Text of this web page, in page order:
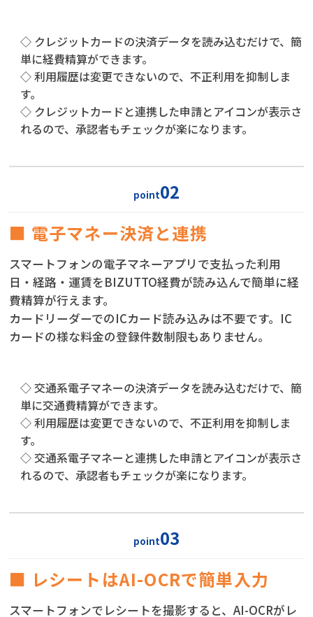
◇ クレジットカードの決済データを読み込むだけで、簡
単に経費精算ができます。
◇ 利用履歴は変更できないので、不正利用を抑制しま
す。
◇ クレジットカードと連携した申請とアイコンが表示さ
れるので、承認者もチェックが楽になります。
point02
■ 電子マネー決済と連携
スマートフォンの電子マネーアプリで支払った利用
日・経路・運賃をBIZUTTO経費が読み込んで簡単に経
費精算が行えます。
カードリーダーでのICカード読み込みは不要です。IC
カードの様な料金の登録件数制限もありません。
◇ 交通系電子マネーの決済データを読み込むだけで、簡
単に交通費精算ができます。
◇ 利用履歴は変更できないので、不正利用を抑制しま
す。
◇ 交通系電子マネーと連携した申請とアイコンが表示さ
れるので、承認者もチェックが楽になります。
point03
■ レシートはAI-OCRで簡単入力
スマートフォンでレシートを撮影すると、AI-OCRがレ